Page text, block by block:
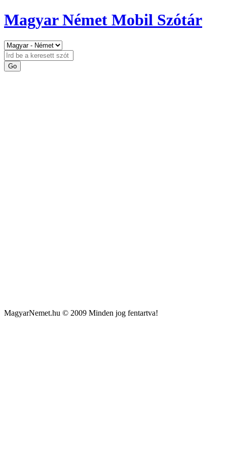
Magyar Német Mobil Szótár
MagyarNemet.hu © 2009 Minden jog fentartva!